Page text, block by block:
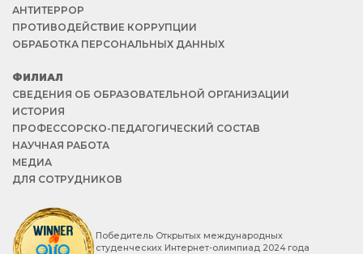
АНТИТЕРРОР
ПРОТИВОДЕЙСТВИЕ КОРРУПЦИИ
ОБРАБОТКА ПЕРСОНАЛЬНЫХ ДАННЫХ
ФИЛИАЛ
СВЕДЕНИЯ ОБ ОБРАЗОВАТЕЛЬНОЙ ОРГАНИЗАЦИИ
ИСТОРИЯ
ПРОФЕССОРСКО-ПЕДАГОГИЧЕСКИЙ СОСТАВ
НАУЧНАЯ РАБОТА
МЕДИА
ДЛЯ СОТРУДНИКОВ
Победитель Открытых международных
студенческих Интернет-олимпиад 2024 года